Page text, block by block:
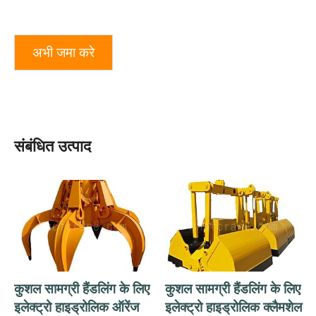
अभी जमा करे
संबंधित उत्पाद
कुशल सामग्री हैंडलिंग के लिए
इलेक्ट्रो हाइड्रोलिक ऑरेंज
कुशल सामग्री हैंडलिंग के लिए
इलेक्ट्रो हाइड्रोलिक क्लैमशेल